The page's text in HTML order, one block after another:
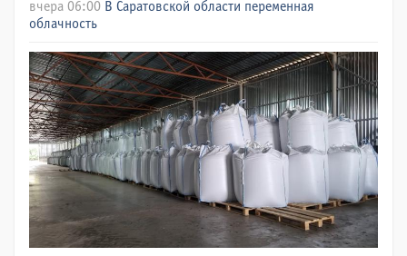
вчера 06:00 В Саратовской области переменная
облачность